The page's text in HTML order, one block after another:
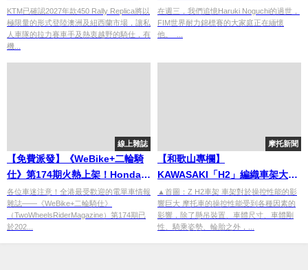
歸
KTM已確認2027年款450 Rally Replica將以
極限量的形式登陸澳洲及紐西蘭市場，讓私
人車隊的拉力賽車手及熱衷越野的騎仕，有
機...
車手
在週三，我們追憶Haruki Noguchi的過世，
FIM世界耐力錦標賽的大家庭正在緬懷
他。 ...
線上雜誌
【免費派發】《WeBike+二輪騎
仕》第174期火熱上架！Honda
NX 400、SYM ADXTG 400、
TMAX 560 勁改實測焦點全攻略
各位車迷注意！全港最受歡迎的電單車情報
雜誌——《WeBike+二輪騎仕》
（TwoWheelsRiderMagazine）第174期已
於202...
摩托新聞
【和歌山專欄】
KAWASAKI「H2」編織車架大揭
秘！
▲首圖：Z H2車架 車架對於操控性能的影
響巨大 摩托車的操控性能受到各種因素的
影響，除了懸吊裝置、車體尺寸、車體剛
性、騎乘姿勢、輪胎之外，...